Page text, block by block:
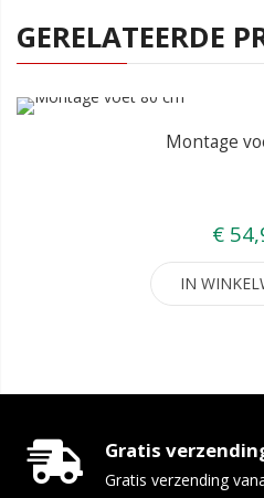
GERELATEERDE
Montage
€
IN
Gratis
Gratis verzending